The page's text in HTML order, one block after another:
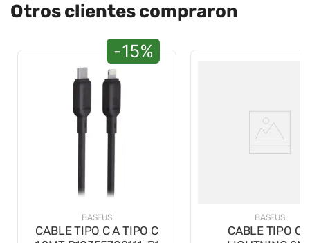
Otros clientes compraron
-15%
BASEUS
CABLE TIPO C A TIPO C
BASEUS
CABLE TIPO C